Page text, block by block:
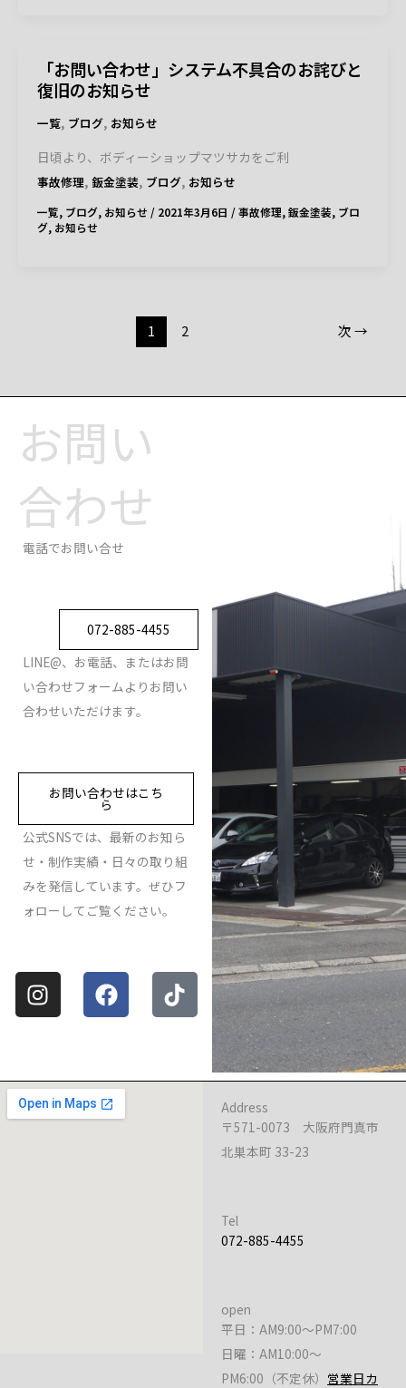
「お問い合わせ」システム不具合のお詫びと
復旧のお知らせ
一覧, ブログ, お知らせ
日頃より、ボディーショップマツサカをご利
事故修理, 鈑金塗装, ブログ, お知らせ
一覧, ブログ, お知らせ / 2021年3月6日 /事故修理,鈑金塗装, ブロ
グ, お知らせ
1 2 次→
お問い
合わせ
電話でお問い合せ
072-885-4455
LINE@、お電話、またはお問
い合わせフォームよりお問い
合わせいただけます。
お問い合わせはこち
ら
公式SNSでは、最新のお知ら
せ・制作実績・日々の取り組
みを発信しています。ぜひフ
ォローしてご覧ください。
InstagramFacebookTiktok
Address
〒571-0073 大阪府門真市
北巣本町 33-23
Tel
072-885-4455
open
平日：AM9:00～PM7:00
日曜：AM10:00～
PM6:00（不定休） 営業日カ